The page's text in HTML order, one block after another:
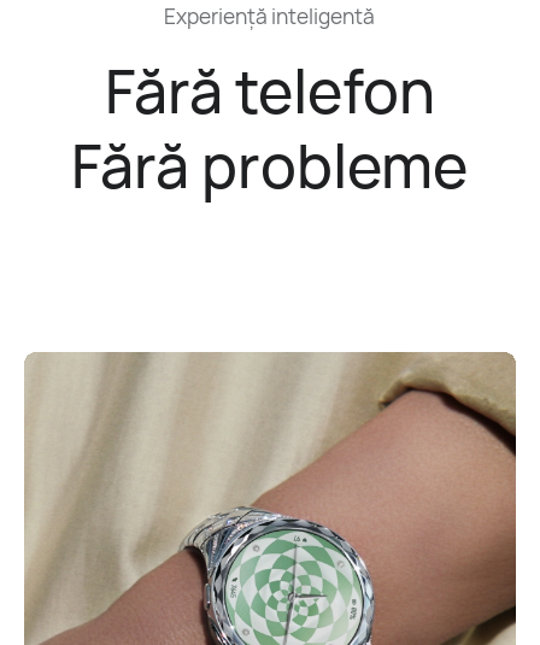
Experiență inteligentă
Fără telefon
Fără probleme